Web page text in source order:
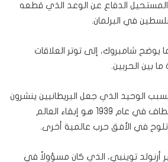
الدفاع عن الوعد الذي قطعه
في البرلمان.
يوضح شامبروك، إلى توتر العلاقات
بين الحربين.
الوحيد الذي جعل البريطانيين ينشرون
المراسلات في نهاية المطاف في عام 1939 هو إبقاء العالم
تلوح في الأفق حرب عالمية أخرى.
أرنولد توينبي، الذي كان مسؤولاً في